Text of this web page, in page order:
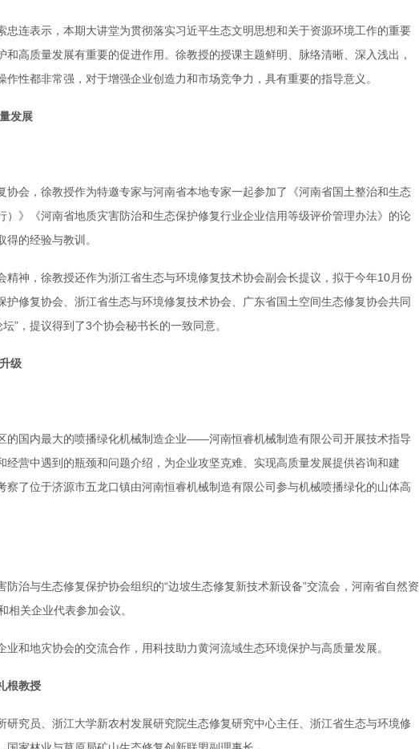
忠连表示，本期大讲堂为贯彻落实习近平生态文明思想和关于资源环境工作的重要
高质量发展有重要的促进作用。徐教授的授课主题鲜明、脉络清晰、深入浅出，
性都非常强，对于增强企业创造力和市场竞争力，具有重要的指导意义。
发展
协会，徐教授作为特邀专家与河南省本地专家一起参加了《河南省国土整治和生态
）》《河南省地质灾害防治和生态保护修复行业企业信用等级评价管理办法》的论
的经验与教训。
精神，徐教授还作为浙江省生态与环境修复技术协会副会长提议，拟于今年10月份
修复协会、浙江省生态与环境修复技术协会、广东省国土空间生态修复协会共同
”，提议得到了3个协会秘书长的一致同意。
级
的国内最大的喷播绿化机械制造企业——河南恒睿机械制造有限公司开展技术指导
营中遇到的瓶颈和问题介绍，为企业攻坚克难、实现高质量发展提供咨询和建
了位于济源市五龙口镇由河南恒睿机械制造有限公司参与机械喷播绿化的山体高
治与生态修复保护协会组织的“边坡生态修复新技术新设备”交流会，河南省自然资
关企业代表参加会议。
和地灾协会的交流合作，用科技助力黄河流域生态环境保护与高质量发展。
根教授
研究员、浙江大学新农村发展研究院生态修复研究中心主任、浙江省生态与环境修